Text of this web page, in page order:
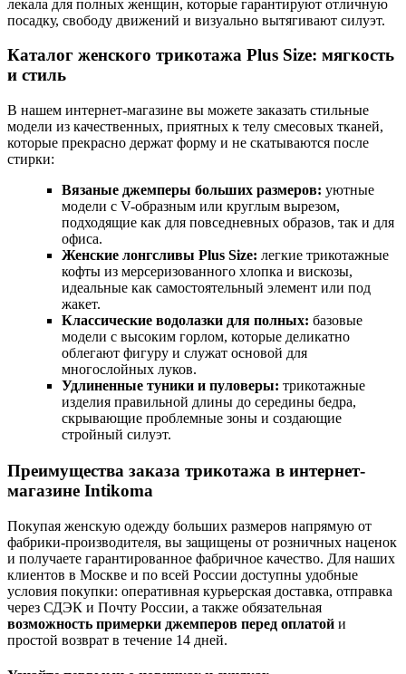
лекала для полных женщин, которые гарантируют отличную
посадку, свободу движений и визуально вытягивают силуэт.
Каталог женского трикотажа Plus Size: мягкость
и стиль
В нашем интернет-магазине вы можете заказать стильные
модели из качественных, приятных к телу смесовых тканей,
которые прекрасно держат форму и не скатываются после
стирки:
Вязаные джемперы больших размеров: уютные
модели с V-образным или круглым вырезом,
подходящие как для повседневных образов, так и для
офиса.
Женские лонгсливы Plus Size: легкие трикотажные
кофты из мерсеризованного хлопка и вискозы,
идеальные как самостоятельный элемент или под
жакет.
Классические водолазки для полных: базовые
модели с высоким горлом, которые деликатно
облегают фигуру и служат основой для
многослойных луков.
Удлиненные туники и пуловеры: трикотажные
изделия правильной длины до середины бедра,
скрывающие проблемные зоны и создающие
стройный силуэт.
Преимущества заказа трикотажа в интернет-
магазине Intikoma
Покупая женскую одежду больших размеров напрямую от
фабрики-производителя, вы защищены от розничных наценок
и получаете гарантированное фабричное качество. Для наших
клиентов в Москве и по всей России доступны удобные
условия покупки: оперативная курьерская доставка, отправка
через СДЭК и Почту России, а также обязательная
возможность примерки джемперов перед оплатой и
простой возврат в течение 14 дней.